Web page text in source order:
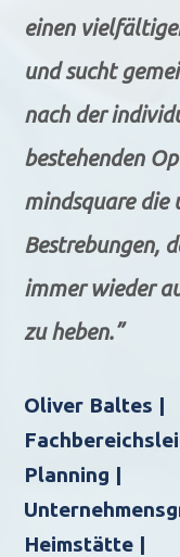
einen
und sucht
nach der
bestehenden
mindsquare die
Bestrebungen,
immer wieder
zu heben.”
Oliver Baltes |
Planning |
Heimstätte |